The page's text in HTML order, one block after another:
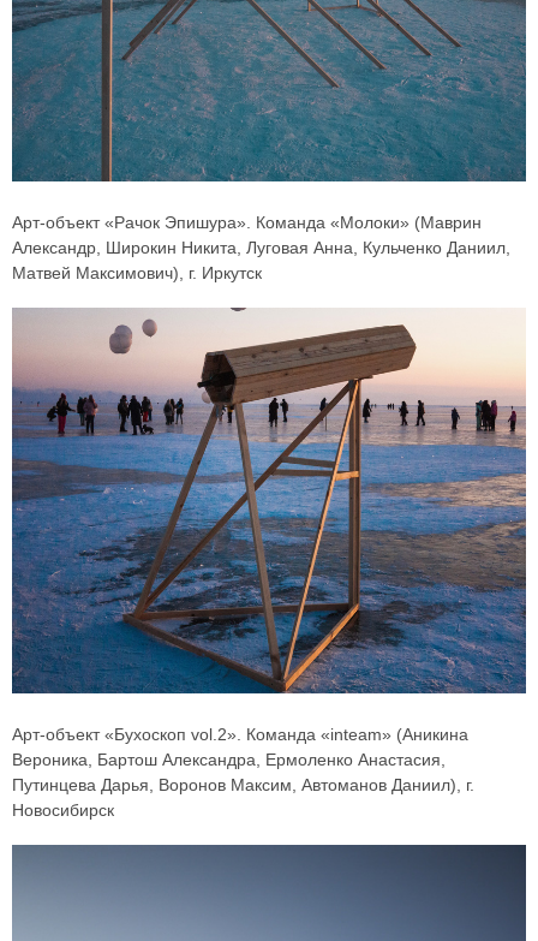
Арт-объект «Рачок Эпишура». Команда «Молоки» (Маврин
Александр, Широкин Никита, Луговая Анна, Кульченко Даниил,
Матвей Максимович), г. Иркутск
Арт-объект «Бухоскоп vol.2». Команда «inteam» (Аникина
Вероника, Бартош Александра, Ермоленко Анастасия,
Путинцева Дарья, Воронов Максим, Автоманов Даниил), г.
Новосибирск